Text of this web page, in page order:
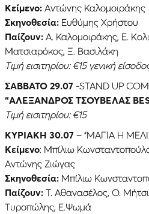
Κείμενο: Αντώνης Καλομοιράκης
Σκηνοθεσία: Ευθύμης Χρήστου
Παίζουν: Α. Καλομοιράκης, Ε.
Ματσιαρόκος, Ξ. Βασιλάκη
Τιμή εισιτηρίου: €15 γενική
ΣΑΒΒΑΤΟ 29.07 -STAND UP
“ΑΛΕΞΑΝΔΡΟΣ ΤΣΟΥΒΕΛΑΣ
Τιμή εισιτηρίου: €15
ΚΥΡΙΑΚΉ 30.07 – “ΜΑΓΙΑ Η
Κείμενο: Μπίλιω
Αντώνης Ζιώγας
Σκηνοθεσία: Μπίλιω
Παίζουν: Τ. Αθανασέλος, Ο.
Τυροπώλης, Ε.Ψωμά